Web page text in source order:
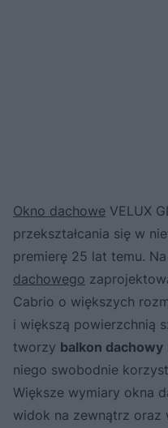
Okno dachowe VELUX
przekształcania się w
premierę 25 lat temu.
dachowego
Cabrio o większych
i większą powierzchnią
tworzy balkon dachowy
niego swobodnie
Większe wymiary okna
widok na zewnątrz oraz